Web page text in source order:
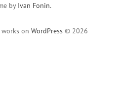
works on WordPress © 2026
by Ivan Fonin.